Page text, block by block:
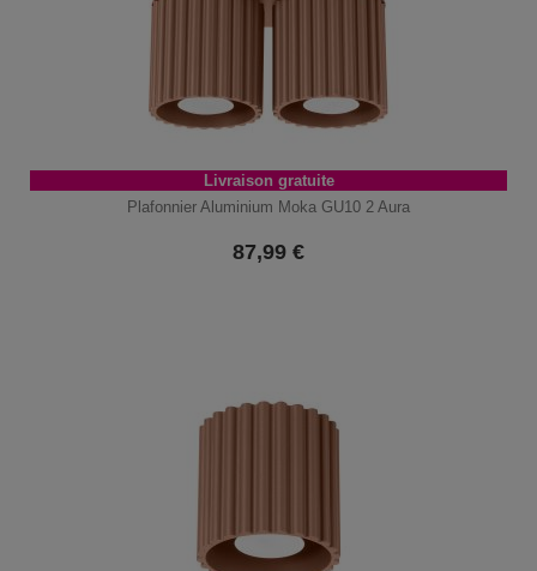
Livraison gratuite
Plafonnier Aluminium Moka GU10 2 Aura
87,99 €